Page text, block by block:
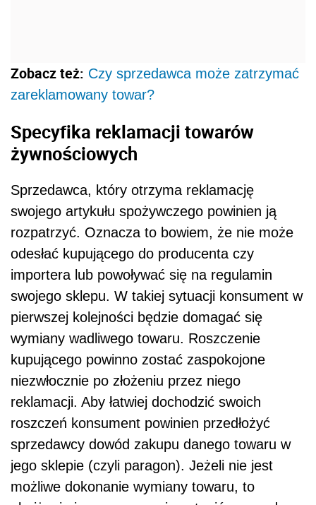
Zobacz też: Czy sprzedawca może zatrzymać
zareklamowany towar?
Specyfika reklamacji towarów
żywnościowych
Sprzedawca, który otrzyma reklamację
swojego artykułu spożywczego powinien ją
rozpatrzyć. Oznacza to bowiem, że nie może
odesłać kupującego do producenta czy
importera lub powoływać się na regulamin
swojego sklepu. W takiej sytuacji konsument w
pierwszej kolejności będzie domagać się
wymiany wadliwego towaru. Roszczenie
kupującego powinno zostać zaspokojone
niezwłocznie po złożeniu przez niego
reklamacji. Aby łatwiej dochodzić swoich
roszczeń konsument powinien przedłożyć
sprzedawcy dowód zakupu danego towaru w
jego sklepie (czyli paragon). Jeżeli nie jest
możliwe dokonanie wymiany towaru, to